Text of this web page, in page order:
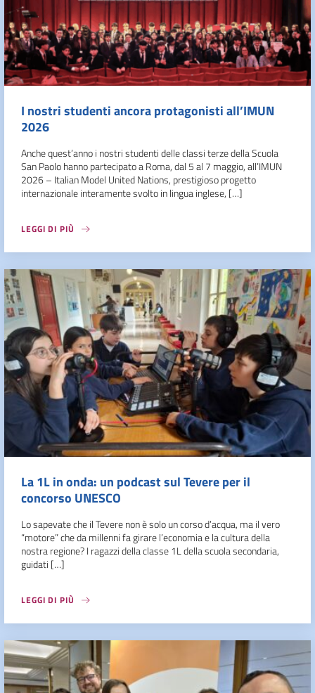
I nostri studenti ancora protagonisti all’IMUN
2026
Anche quest’anno i nostri studenti delle classi terze della Scuola
San Paolo hanno partecipato a Roma, dal 5 al 7 maggio, all’IMUN
2026 – Italian Model United Nations, prestigioso progetto
internazionale interamente svolto in lingua inglese, […]
LEGGI DI PIÙ
La 1L in onda: un podcast sul Tevere per il
concorso UNESCO
Lo sapevate che il Tevere non è solo un corso d’acqua, ma il vero
“motore” che da millenni fa girare l’economia e la cultura della
nostra regione? I ragazzi della classe 1L della scuola secondaria,
guidati […]
LEGGI DI PIÙ